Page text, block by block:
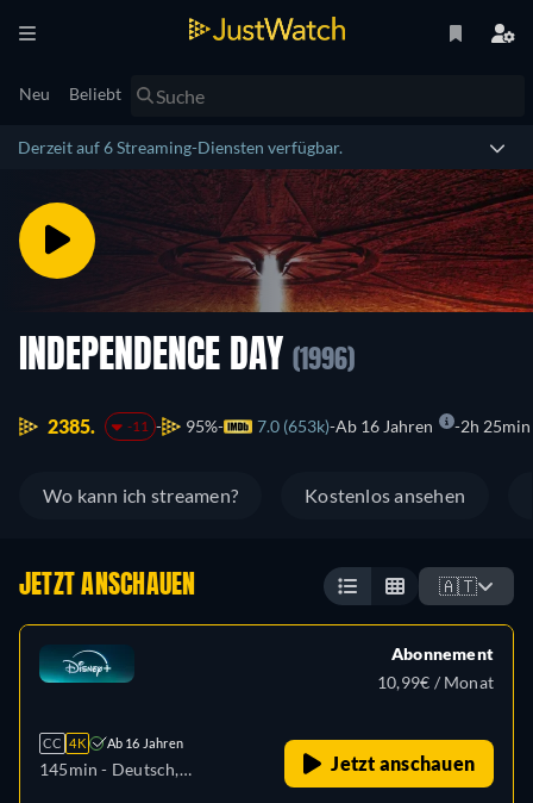
Neu Beliebt
Derzeit auf 6 Streaming-Diensten verfügbar.
INDEPENDENCE DAY (1996)
2385. -11 95% 7.0 (653k) Ab 16 Jahren 2h 25min
Wo kann ich streamen? Kostenlos ansehen
JETZT ANSCHAUEN 🇦🇹
CC 4K Ab 16 Jahren
145min - Deutsch,
Abonnement
10,99€ / Monat
Jetzt anschauen